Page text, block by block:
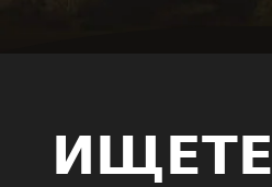
ИЩЕТЕ